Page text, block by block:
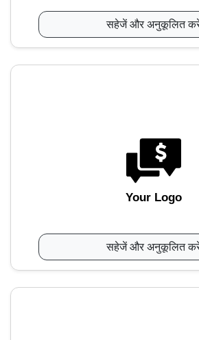
सहेजें और अनुकूलित
Your Logo
सहेजें और अनुकूलित